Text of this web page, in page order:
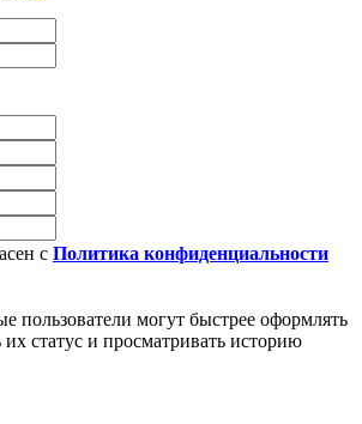
с Политика конфиденциальности
пользователи могут быстрее оформлять
их статус и просматривать историю